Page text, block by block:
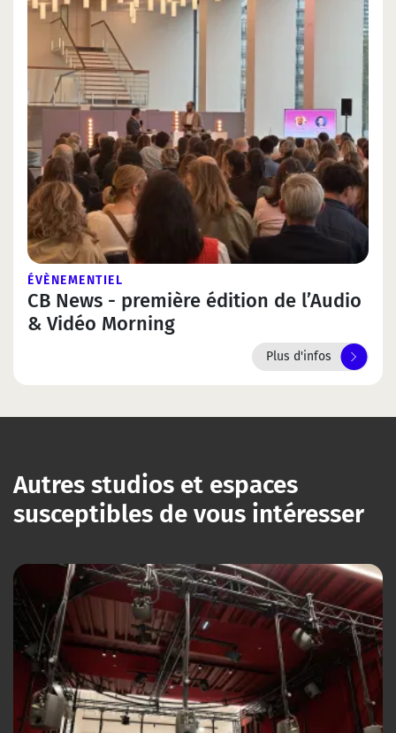
ÉVÈNEMENTIEL
CB News - première édition de l’Audio
& Vidéo Morning
Plus d'infos
Autres studios et espaces
susceptibles de vous intéresser